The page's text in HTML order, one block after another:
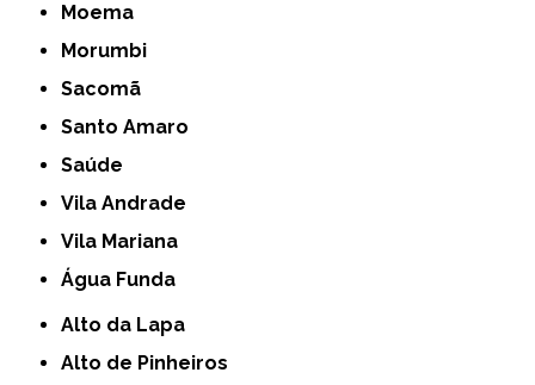
Moema
Morumbi
Sacomã
Santo Amaro
Saúde
Vila Andrade
Vila Mariana
Água Funda
Alto da Lapa
Alto de Pinheiros